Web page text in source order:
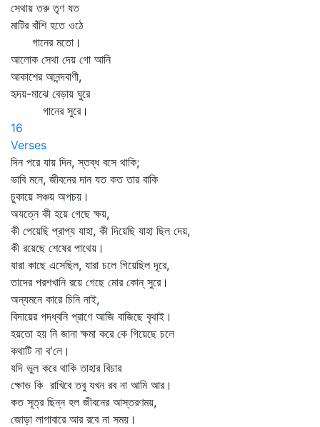
সেথায় তরু তৃণ যত
মাটির বাঁশি হতে ওঠে
গানের মতো।
আলোক সেথা দেয় গো আনি
আকাশের আনন্দবাণী,
হৃদয়-মাঝে বেড়ায় ঘুরে
গানের সুরে।
16
Verses
দিন পরে যায় দিন, স্তব্ধ বসে থাকি;
ভাবি মনে, জীবনের দান যত কত তার বাকি
চুকায়ে সঞ্চয় অপচয়।
অযত্নে কী হয়ে গেছে ক্ষয়,
কী পেয়েছি প্রাপ্য যাহা, কী দিয়েছি যাহা ছিল দেয়,
কী রয়েছে শেষের পাথেয়।
যারা কাছে এসেছিল, যারা চলে গিয়েছিল দূরে,
তাদের পরশখানি রয়ে গেছে মোর কোন্‌ সুরে।
অন্যমনে কারে চিনি নাই,
বিদায়ের পদধ্বনি প্রাণে আজি বাজিছে বৃথাই।
হয়তো হয় নি জানা ক্ষমা করে কে গিয়েছে চলে
কথাটি না ব'লে।
যদি ভুল করে থাকি তাহার বিচার
ক্ষোভ কি রাখিবে তবু যখন রব না আমি আর।
কত সূত্র ছিন্ন হল জীবনের আস্তরণময়,
জোড়া লাগাবারে আর রবে না সময়।